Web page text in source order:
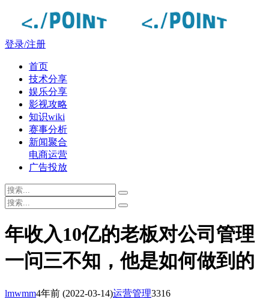
登录/注册
首页
技术分享
娱乐分享
影视攻略
知识wiki
赛事分析
新闻聚合
电商运营
广告投放
年收入10亿的老板对公司管理
一问三不知，他是如何做到的
lmwmm4年前 (2022-03-14)运营管理3316